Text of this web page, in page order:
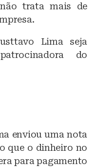
trata mais de
Lima seja
do
enviou uma nota
que o dinheiro no
para pagamento